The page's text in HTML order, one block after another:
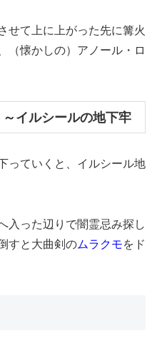
せて上に上がった先に篝火
（懐かしの）アノール・ロ
イルシールの地下牢
っていくと、イルシール地
入った辺りで闇霊忌み探し
すと大曲剣のムラクモをド